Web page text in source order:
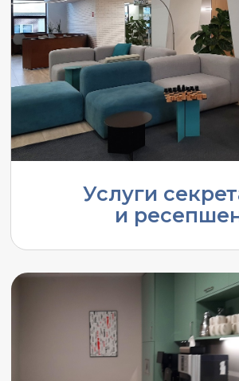
Оставьте заявку прямо
сейчас, и мы пришлем вам
коммерческое предложение
сегодня.
Ваше имя